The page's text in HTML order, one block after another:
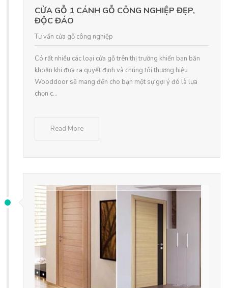
CỬA GỖ 1 CÁNH GỖ CÔNG NGHIỆP ĐẸP,
ĐỘC ĐÁO
Tư vấn cửa gỗ công nghiệp
Có rất nhiều các loại cửa gỗ trên thị trường khiến bạn băn
khoăn khi đưa ra quyết định và chúng tôi thương hiệu
Wooddoor sẽ mang đến cho bạn một sự gợi ý đó là lựa
chọn c...
Read More